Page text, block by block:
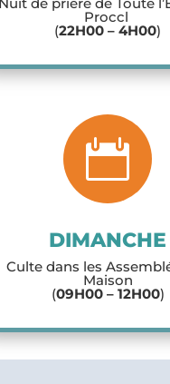
Nuit de prière de Toute
Proccl
(22H00 – 4H00)

DIMANCHE
Culte dans les
Maison
(09H00 – 12H00)